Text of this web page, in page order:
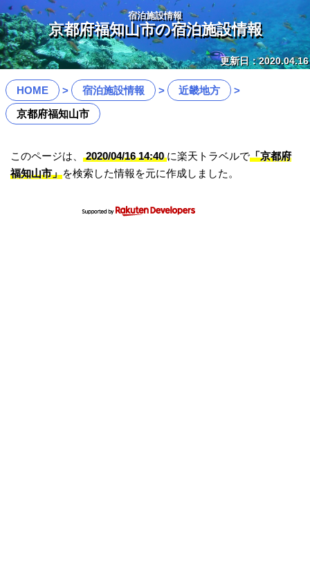
宿泊施設情報
京都府福知山市の宿泊施設情報
更新日：2020.04.16
HOME 宿泊施設情報
近畿地方
京都府福知山市
このページは、 2020/04/16 14:40に楽天トラベルで「京都府
福知山市」を検索した情報を元に作成しました。